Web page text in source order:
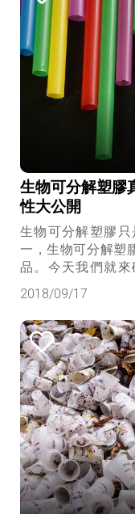
生物可分解塑膠
性大公開
生物可分解塑膠
一，生物可分解塑
品。今天我們就來
雷、挑出真真正正的
2018/09/17